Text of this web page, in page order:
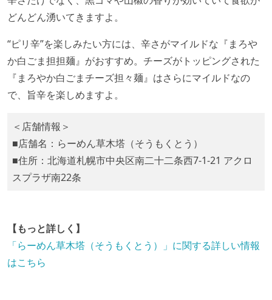
どんどん湧いてきますよ。
“ピリ辛”を楽しみたい方には、辛さがマイルドな『まろや
か白ごま担担麺』がおすすめ。チーズがトッピングされた
『まろやか白ごまチーズ担々麺』はさらにマイルドなの
で、旨辛を楽しめますよ。
＜店舗情報＞
■店舗名：らーめん草木塔（そうもくとう）
■住所：北海道札幌市中央区南二十二条西7-1-21 アクロ
スプラザ南22条
【もっと詳しく】
「らーめん草木塔（そうもくとう）」に関する詳しい情報
はこちら